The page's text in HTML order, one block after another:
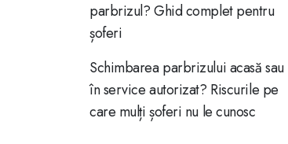
parbrizul? Ghid complet pentru
șoferi
Schimbarea parbrizului acasă sau
în service autorizat? Riscurile pe
care mulți șoferi nu le cunosc